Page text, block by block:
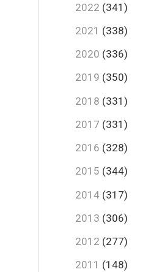
2022 (341)
2021 (338)
2020 (336)
2019 (350)
2018 (331)
2017 (331)
2016 (328)
2015 (344)
2014 (317)
2013 (306)
2012 (277)
2011 (148)